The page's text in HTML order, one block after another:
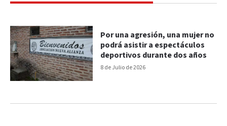
8 de Julio de 2026
Por una agresión, una mujer no
podrá asistir a espectáculos
deportivos durante dos años